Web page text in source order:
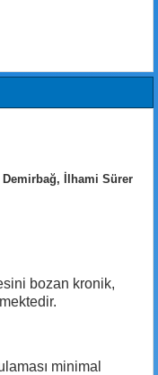
Demirbağ, İlhami Sürer
bozan kronik,
minimal